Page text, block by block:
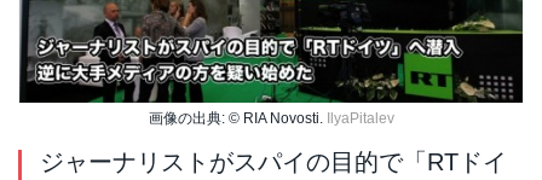
画像の出典: © RIA Novosti. IlyaPitalev
ジャーナリストがスパイの目的で「RTドイ